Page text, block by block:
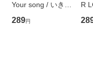
Your song / いきも
のがかり / [CD]
【メール便送料無
289円
R
産